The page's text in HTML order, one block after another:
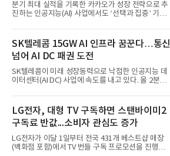
분기 최대 실적을 기록한 카카오가 성장 전략으로 추
진하는 인공지능(AI) 사업에서도 ‘선택과 집중’ 기조
라 투자에 나서는 것과 달리, 카카오는 ‘카카오톡’이
라는 플랫폼 경쟁력을 활용한 AI 에이전트 서비스에
집중하는 전략이다. 과거 무리한 사업 확장 과정에서
겪었던 시행착오를 되풀이하지 않고 핵심 역량에 집
중하겠다는 취지로 풀이된다.7일 업계에 따르면 카카
오는 올해 2분기 연결 기준 매출 2조985억원, 영업이
익 2770억원을 기록했다. 전년 동기 대비 매출과 영업
은 4884억
SK텔레콤 15GW AI 인프라 꿈꾼다…통신
넘어 AI DC 패권 도전
SK텔레콤이 미래 성장동력으로 낙점한 인공지능 데
이터센터(AI DC) 사업에 속도를 내고 있다. 올 2분기
는 2035년까지 총 15GW(기가와트) 규모의 AI DC를
구축하겠다는 대형 청사진을 제시하면서다. 이에 따
라 경쟁 구도 역시 이동통신사인 KT, LG유플러스를
넘어 네이버, 삼성SDS 등 IT 인프라 기업으로 확장되
고 있다.7일 SK텔레콤에 따르면 회사는 올해 2분기
연결 기준 매출 4조 3591억원, 영업이익 5660억원을
기록했다. 매출은 전년 동기 대비 0.5%, 영업이익은
LG전자, 대형 TV 구독하면 스탠바이미2
구독료 반값...소비자 관심도 증가
LG전자가 이달 1일부터 전국 431개 베스트샵 매장
(백화점 포함)에서 TV 번들 구독 프로모션을 진행하고